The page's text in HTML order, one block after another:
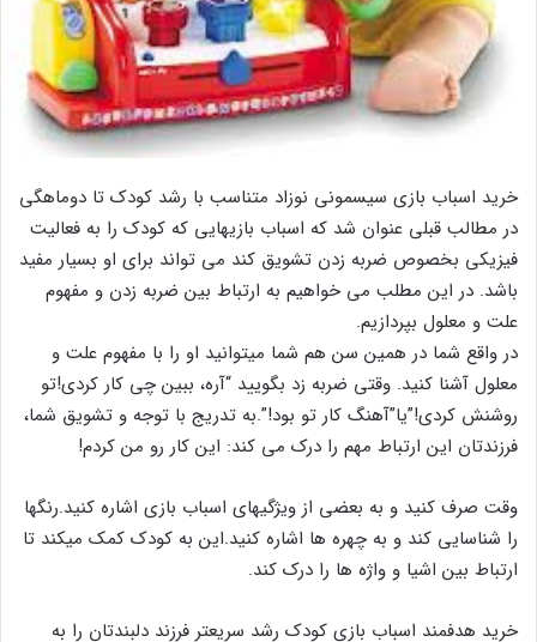
خرید اسباب بازی سیسمونی نوزاد متناسب با رشد کودک تا دوماهگی
در مطالب قبلی عنوان شد که اسباب بازیهایی که کودک را به فعالیت
فیزیکی بخصوص ضربه زدن تشویق کند می تواند برای او بسیار مفید
باشد. در این مطلب می خواهیم به ارتباط بین ضربه زدن و مفهوم
علت و معلول بپردازیم.
در واقع شما در همین سن هم شما می­توانید او را با مفهوم علت و
معلول آشنا کنید. وقتی ضربه زد بگویید “آره، ببین چی کار کردی!تو
روشنش کردی!”یا”آهنگ کار تو بود!”.به تدریج با توجه و تشویق شما،
فرزندتان این ارتباط مهم را درک می کند: این کار رو من کردم!
وقت صرف کنید و به بعضی از ویژگی­های اسباب­ بازی اشاره کنید.رنگ­ها
را شناسایی کند و به چهره ها اشاره کنید.این به کودک کمک می­کند تا
ارتباط بین اشیا و واژه ­ها را درک کند.
خرید هدفمند اسباب بازی کودک رشد سریعتر فرزند دلبندتان را به